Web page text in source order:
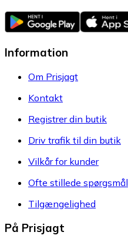
Information
Om Prisjagt
Kontakt
Registrer din butik
Driv trafik til din butik
Vilkår for kunder
Ofte stillede spørgsmål
Tilgængelighed
På Prisjagt